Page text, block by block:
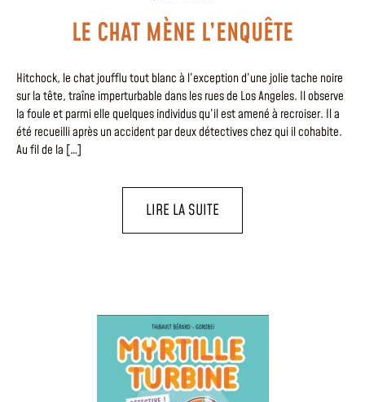
LE CHAT MÈNE L’ENQUÊTE
Hitchock, le chat joufflu tout blanc à l’exception d’une jolie tache noire
sur la tête, traîne imperturbable dans les rues de Los Angeles. Il observe
la foule et parmi elle quelques individus qu’il est amené à recroiser. Il a
été recueilli après un accident par deux détectives chez qui il cohabite.
Au fil de la […]
LIRE LA SUITE